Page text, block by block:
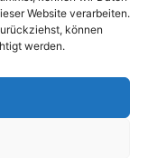
Website verarbeiten.
können
werden.
Autos der
sind die